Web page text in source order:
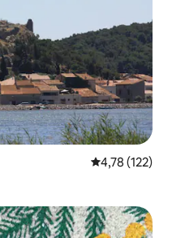
Évaluation
4,78 (122)